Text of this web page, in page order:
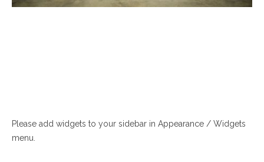
Please add widgets to your sidebar in Appearance / Widgets
menu.